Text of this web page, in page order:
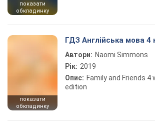
показати
обкладинку
показати
обкладинку
ГДЗ Англійська мова 4
Автори: Naomi Simmons
Рік: 2019
Опис: Family and Friends 4
edition